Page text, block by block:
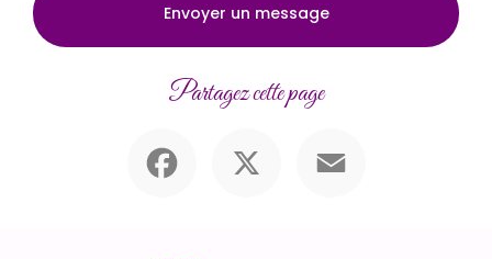
Envoyer un message
Partagez cette page